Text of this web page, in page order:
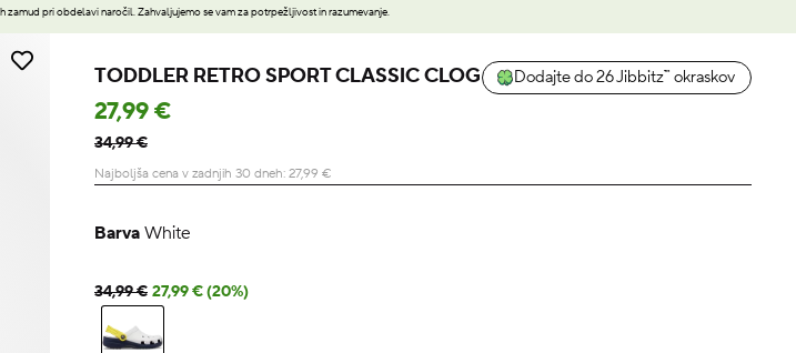
pri obdelavi naročil. Zahvaljujemo se vam za potrpežljivost in razumevanje.
TODDLER RETRO SPORT CLASSIC CLOG Dodajte do 26 Jibbitz™ okraskov
27,99 €
34,99 €
Najboljša cena v zadnjih 30 dneh: 27,99 €
Barva White
34,99 € 27,99 € (20%)